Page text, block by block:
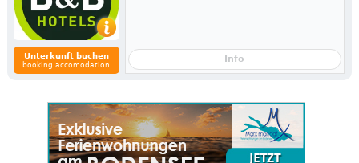
Unterkunft buchen
booking accomodation
Info